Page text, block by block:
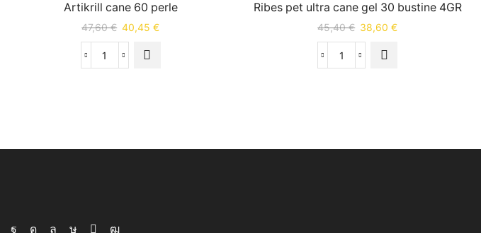
Artikrill cane 60 perle
47,60€ 40,45€
Ribes pet ultra cane gel 30 bustine 4GR
45,40€ 38,60€